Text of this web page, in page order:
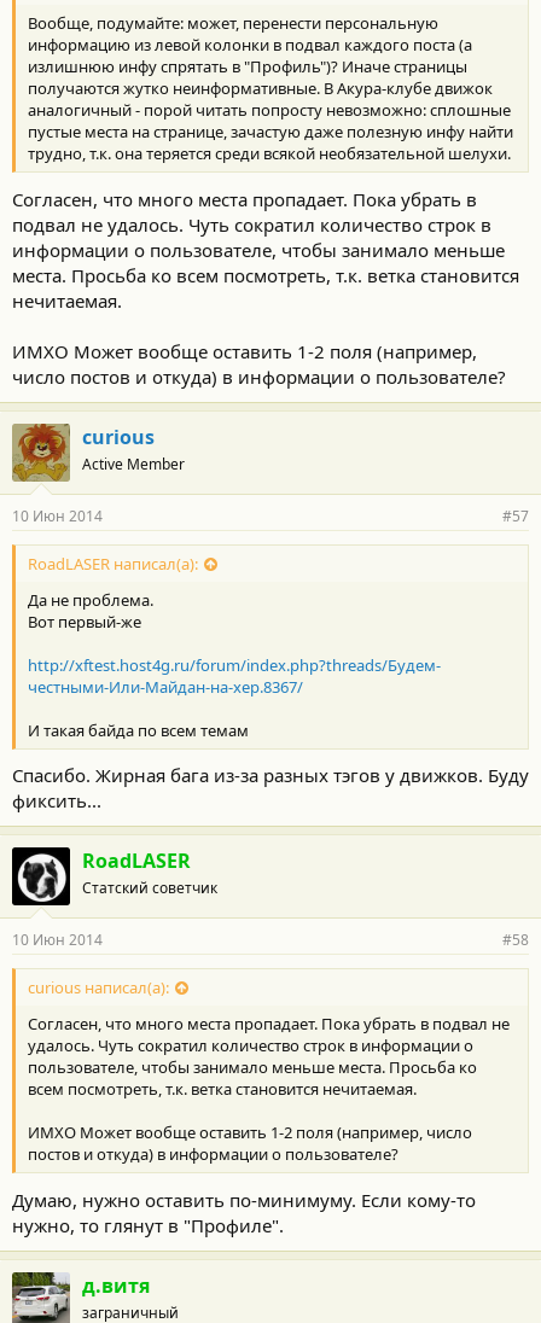
и
:
Вообще, подумайте: может, перенести персональную
информацию из левой колонки в подвал каждого поста (а
излишнюю инфу спрятать в "Профиль")? Иначе страницы
получаются жутко неинформативные. В Акура-клубе движок
аналогичный - порой читать попросту невозможно: сплошные
пустые места на странице, зачастую даже полезную инфу найти
трудно, т.к. она теряется среди всякой необязательной шелухи.
Согласен, что много места пропадает. Пока убрать в
подвал не удалось. Чуть сократил количество строк в
информации о пользователе, чтобы занимало меньше
места. Просьба ко всем посмотреть, т.к. ветка становится
нечитаемая.
ИМХО Может вообще оставить 1-2 поля (например,
число постов и откуда) в информации о пользователе?
curious
Active Member
10 Июн 2014 #57
RoadLASER написал(а):
Да не проблема.
Вот первый-же
http://xftest.host4g.ru/forum/index.php?threads/Будем-
честными-Или-Майдан-на-хер.8367/
И такая байда по всем темам
Спасибо. Жирная бага из-за разных тэгов у движков. Буду
фиксить...
RoadLASER
Статский советчик
10 Июн 2014 #58
curious написал(а):
Согласен, что много места пропадает. Пока убрать в подвал не
удалось. Чуть сократил количество строк в информации о
пользователе, чтобы занимало меньше места. Просьба ко
всем посмотреть, т.к. ветка становится нечитаемая.
ИМХО Может вообще оставить 1-2 поля (например, число
постов и откуда) в информации о пользователе?
Думаю, нужно оставить по-минимуму. Если кому-то
нужно, то глянут в "Профиле".
д.витя
заграничный